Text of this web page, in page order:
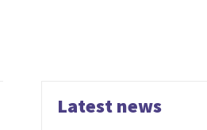
Latest news